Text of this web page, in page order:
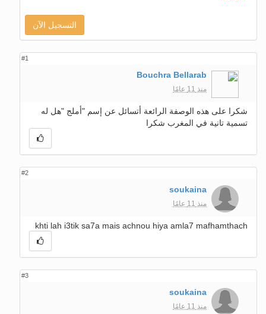
التسجيل الآن
#1
Bouchra Bellarab
منذ 11 عامًا
شكرا على هذه الوصفة الرائعة أتسائل عن إسم "أملج "هل له
تسمية تانية في المغرب شكرا
#2
soukaina
منذ 11 عامًا
khti lah i3tik sa7a mais achnou hiya amla7 mafhamthach
#3
soukaina
منذ 11 عامًا